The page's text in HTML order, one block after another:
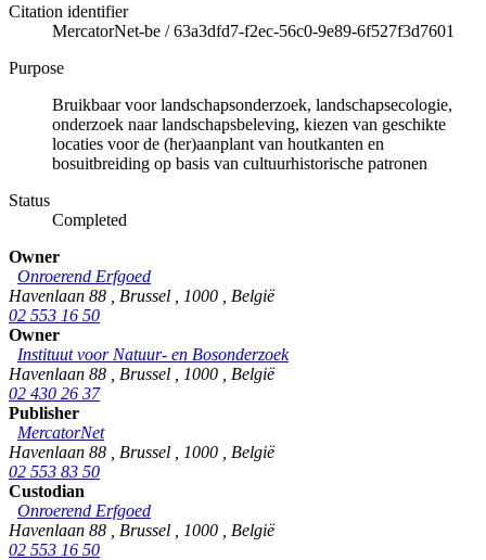
Citation identifier
MercatorNet-be /63a3dfd7-f2ec-56c0-9e89-6f527f3d7601
Purpose
Bruikbaar voor landschapsonderzoek, landschapsecologie,
onderzoek naar landschapsbeleving, kiezen van geschikte
locaties voor de (her)aanplant van houtkanten en
bosuitbreiding op basis van cultuurhistorische patronen
Status
Completed
Owner
Onroerend Erfgoed
Havenlaan 88
Brussel 1000
België
02 553 16 50
Owner
Instituut voor Natuur- en Bosonderzoek
Havenlaan 88
Brussel 1000
België
02 430 26 37
Publisher
MercatorNet
Havenlaan 88
Brussel 1000
België
02 553 83 50
Custodian
Onroerend Erfgoed
Havenlaan 88
Brussel 1000
België
02 553 16 50